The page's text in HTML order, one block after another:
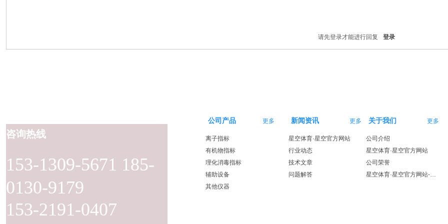
请先登录才能进行回复 登录
153-1309-5671 185-
0130-9179
153-2191-0407
咨询热线
新闻资讯 更多
星空体育·星空官方网站
行业动态
技术文章
问题解答
公司产品 更多
离子指标
有机物指标
理化消毒指标
辅助设备
其他仪器
关于我们 更多
公司介绍
星空体育·星空官方网站
公司荣誉
星空体育·星空官方网站-星空体育（中国）